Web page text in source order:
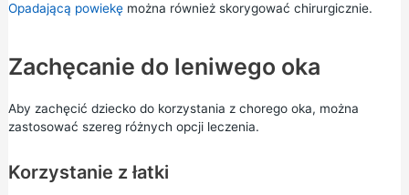
Opadającą powiekęmożna również skorygować chirurgicznie.
Zachęcanie do leniwego oka
Aby zachęcić dziecko do korzystania z chorego oka, można
zastosować szereg różnych opcji leczenia.
Korzystanie z łatki